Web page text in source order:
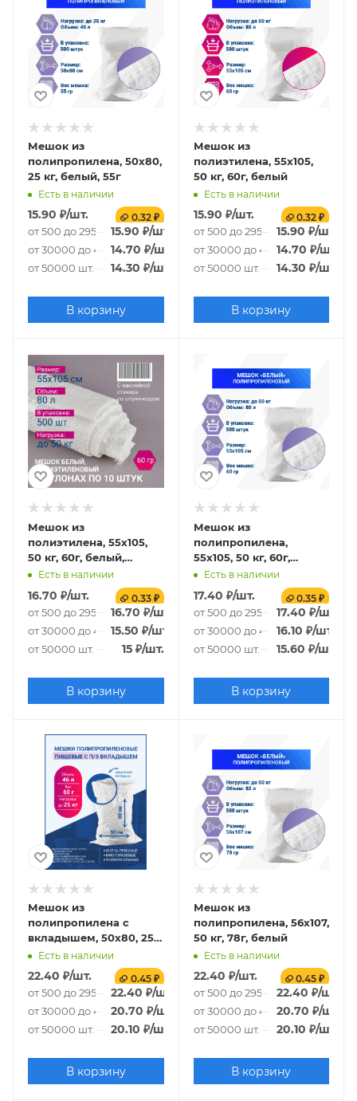
Мешок из
полипропилена, 50x80,
25 кг, белый, 55г
Есть в наличии
15.90 ₽/шт. 0.32 ₽
от 500 до 29500 шт.
15.90 ₽/шт.
от 30000 до 49500 шт.
14.70 ₽/шт.
от 50000 шт. 14.30 ₽/шт.
В корзину
Мешок из
полиэтилена, 55x105,
50 кг, 60г, белый
Есть в наличии
15.90 ₽/шт. 0.32 ₽
от 500 до 29500 шт.
15.90 ₽/шт.
от 30000 до 49500 шт.
14.70 ₽/шт.
от 50000 шт. 14.30 ₽/шт.
В корзину
Мешок из
полиэтилена, 55x105,
50 кг, 60г, белый,
рулоны по 10 шт. со
стикером
Есть в наличии
16.70 ₽/шт. 0.33 ₽
от 500 до 29500 шт.
16.70 ₽/шт.
от 30000 до 49500 шт.
15.50 ₽/шт.
от 50000 шт. 15₽/шт.
В корзину
Мешок из
полипропилена,
55x105, 50 кг, 60г,
белый
Есть в наличии
17.40 ₽/шт. 0.35 ₽
от 500 до 29500 шт.
17.40 ₽/шт.
от 30000 до 49500 шт.
16.10 ₽/шт.
от 50000 шт. 15.60 ₽/шт.
В корзину
Мешок из
полипропилена с
вкладышем, 50x80, 25
кг, 65г
Есть в наличии
22.40 ₽/шт. 0.45 ₽
от 500 до 29500 шт.
22.40 ₽/шт.
от 30000 до 49500 шт.
20.70 ₽/шт.
от 50000 шт. 20.10 ₽/шт.
В корзину
Мешок из
полипропилена, 56x107,
50 кг, 78г, белый
Есть в наличии
22.40 ₽/шт. 0.45 ₽
от 500 до 29500 шт.
22.40 ₽/шт.
от 30000 до 49500 шт.
20.70 ₽/шт.
от 50000 шт. 20.10 ₽/шт.
В корзину